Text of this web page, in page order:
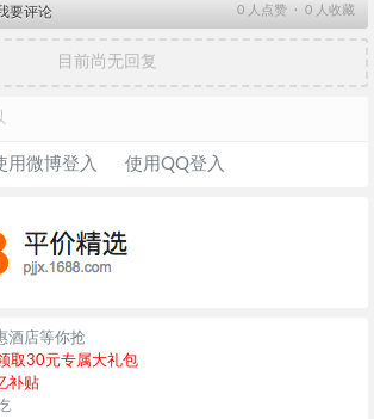
0 人点赞 ∙ 0 人收藏
要评论
目前尚无回复
用微博登入 使用QQ登入
酒店等你抢
取30元专属大礼包
补贴